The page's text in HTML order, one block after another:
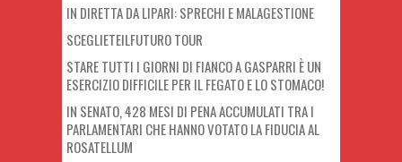
IN DIRETTA DA LIPARI: SPRECHI E MALAGESTIONE
SCEGLIETEILFUTURO TOUR
STARE TUTTI I GIORNI DI FIANCO A GASPARRI È UN
ESERCIZIO DIFFICILE PER IL FEGATO E LO STOMACO!
IN SENATO, 428 MESI DI PENA ACCUMULATI TRA I
PARLAMENTARI CHE HANNO VOTATO LA FIDUCIA AL
ROSATELLUM